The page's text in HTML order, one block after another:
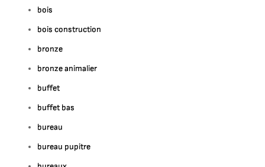
bois
bois construction
bronze
bronze animalier
buffet
buffet bas
bureau
bureau pupitre